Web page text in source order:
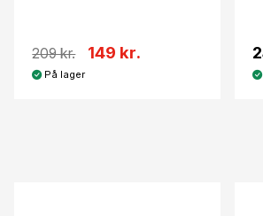
209 kr. 149 kr.
På lager